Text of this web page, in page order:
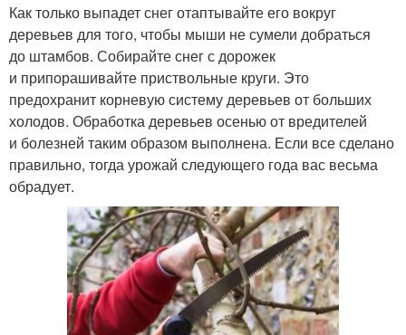
Как только выпадет снег отаптывайте его вокруг
деревьев для того, чтобы мыши не сумели добраться
до штамбов. Собирайте снег с дорожек
и припорашивайте приствольные круги. Это
предохранит корневую систему деревьев от больших
холодов. Обработка деревьев осенью от вредителей
и болезней таким образом выполнена. Если все сделано
правильно, тогда урожай следующего года вас весьма
обрадует.